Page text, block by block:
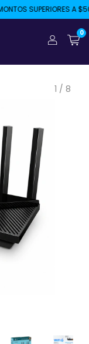
SUPERIORES A
0
1 / 8